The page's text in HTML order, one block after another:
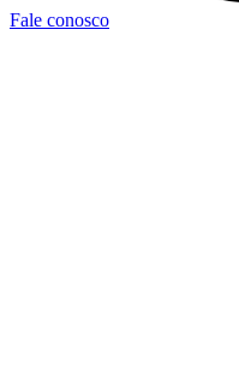
Fale conosco